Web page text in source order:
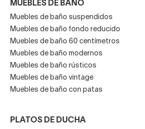
MUEBLES DE BAÑO
Muebles de baño suspendidos
Muebles de baño fondo reducido
Muebles de baño 60 centímetros
Muebles de baño modernos
Muebles de baño rústicos
Muebles de baño vintage
Muebles de baño con patas
PLATOS DE DUCHA